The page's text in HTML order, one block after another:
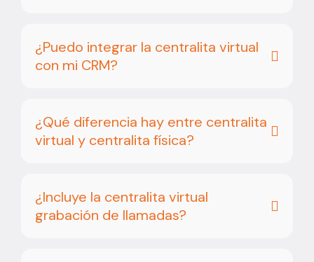
¿Puedo integrar la centralita virtual
con mi CRM?
¿Qué diferencia hay entre centralita
virtual y centralita física?
¿Incluye la centralita virtual
grabación de llamadas?